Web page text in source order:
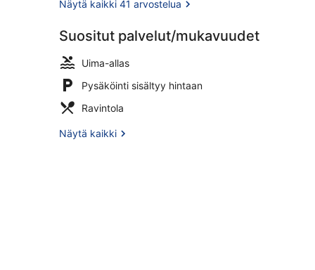
Näytä kaikki 41 arvostelua
Suositut palvelut/mukavuudet
Uima-allas
Pysäköinti sisältyy hintaan
Ravintola
Näytä kaikki